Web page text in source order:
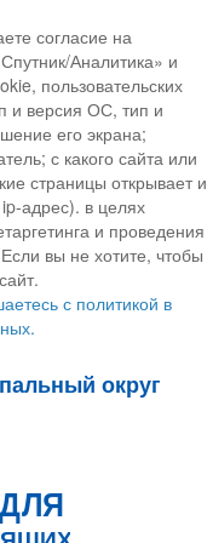
согласие на
Аналитика» и
пользовательских
и версия ОС, тип и
его экрана;
с какого сайта или
страницы открывает и
адрес). в целях
и проведения
вы не хотите, чтобы
с политикой в